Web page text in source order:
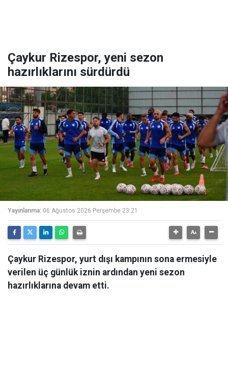
Çaykur Rizespor, yeni sezon
hazırlıklarını sürdürdü
Yayınlanma: 06 Ağustos 2026 Perşembe 23:21
Çaykur Rizespor, yurt dışı kampının sona ermesiyle
verilen üç günlük iznin ardından yeni sezon
hazırlıklarına devam etti.